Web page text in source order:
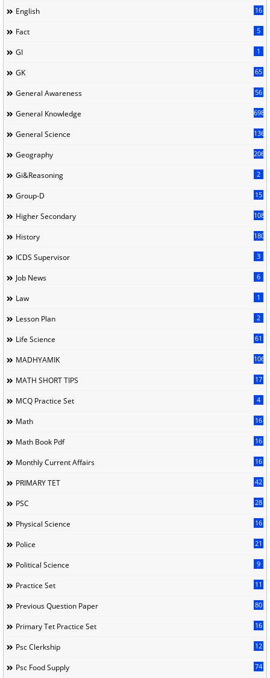
English 16
Fact 5
GI 1
GK 65
General Awareness 56
General Knowledge 698
General Science 136
Geography 206
Gi&Reasoning 2
Group-D 15
Higher Secondary 108
History 180
ICDS Supervisor 3
Job News 6
Law 1
Lesson Plan 2
Life Science 61
MADHYAMIK 106
MATH SHORT TIPS 17
MCQ Practice Set 4
Math 16
Math Book Pdf 16
Monthly Current Affairs 16
PRIMARY TET 42
PSC 28
Physical Science 16
Police 21
Political Science 9
Practice Set 11
Previous Question Paper 80
Primary Tet Practice Set 16
Psc Clerkship 12
Psc Food Supply 74